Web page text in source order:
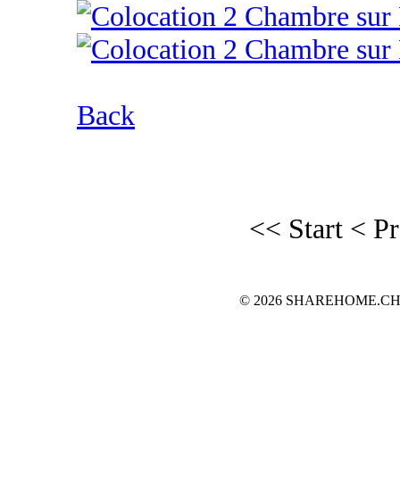
Back
<< Start <
© 2026